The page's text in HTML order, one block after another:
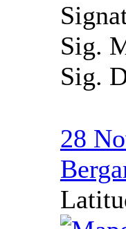
Sig.
Sig.
28